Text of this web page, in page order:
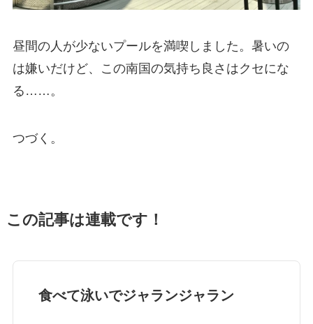
昼間の人が少ないプールを満喫しました。暑いの
は嫌いだけど、この南国の気持ち良さはクセにな
る……。
つづく。
この記事は連載です！
食べて泳いでジャランジャラン